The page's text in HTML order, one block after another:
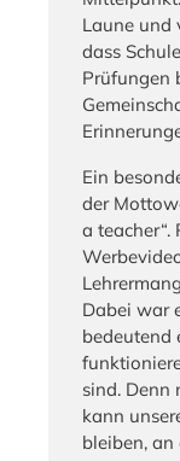
Laune und
dass
Prüfungen
Ein
der
a
Dabei war
bedeutend
sind. Denn
kann
bleiben, an